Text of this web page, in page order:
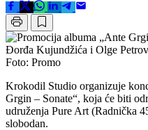
Foto: Promo
Krokodil Studio organizuje
Grgin – Sonate“, koja će biti
udruženja Pure Art (Radnička
slobodan.